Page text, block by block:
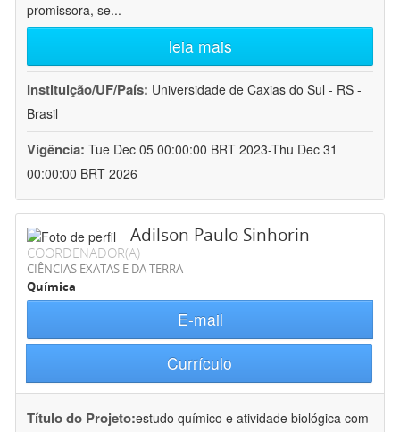
promissora, se...
leia mais
Instituição/UF/País: Universidade de Caxias do Sul - RS -
Brasil
Vigência: Tue Dec 05 00:00:00 BRT 2023-Thu Dec 31
00:00:00 BRT 2026
Adilson Paulo Sinhorin
COORDENADOR(A)
CIÊNCIAS EXATAS E DA TERRA
Química
E-mail
Currículo
Título do Projeto:estudo químico e atividade biológica com